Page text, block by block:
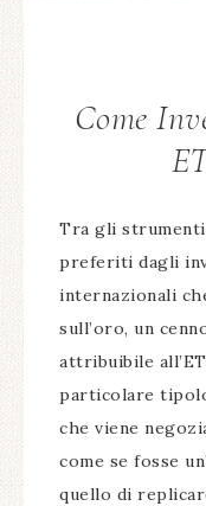
Come
Tra gli
preferiti dagli
internazionali
sull’oro, un
attribuibile
particolare
che viene
come se fosse
quello di